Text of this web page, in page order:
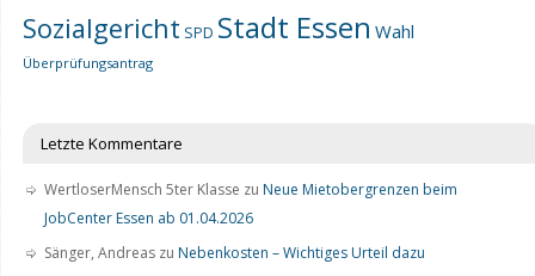
Sozialgericht SPD Stadt Essen Wahl
Überprüfungsantrag
Letzte Kommentare
WertloserMensch 5ter Klasse zu Neue Mietobergrenzen beim
JobCenter Essen ab 01.04.2026
Sänger, Andreas zu Nebenkosten – Wichtiges Urteil dazu